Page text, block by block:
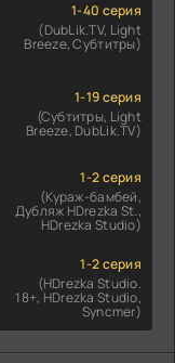
1-40 серия
(DubLik.TV, Light
Breeze, Субтитры)
1-19 серия
(Субтитры, Light
Breeze, DubLik.TV)
1-2 серия
(Кураж-бамбей,
Дубляж HDrezka St.,
HDrezka Studio)
1-2 серия
(HDrezka Studio.
18+, HDrezka Studio,
Syncmer)